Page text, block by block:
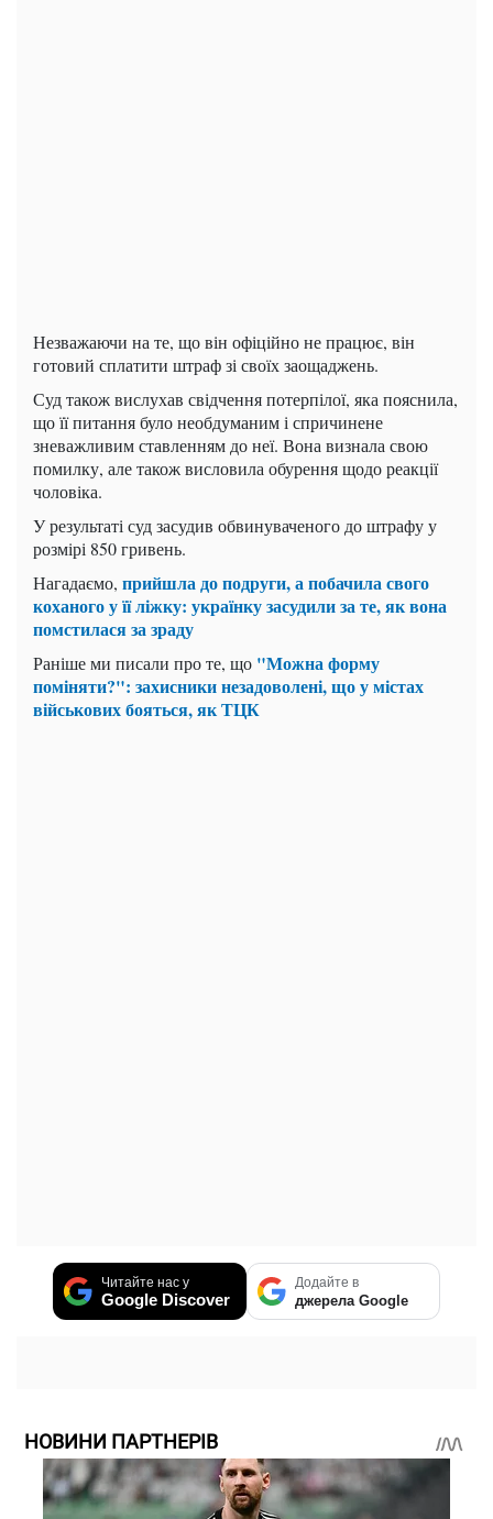
Незважаючи на те, що він офіційно не працює, він
готовий сплатити штраф зі своїх заощаджень.
Суд також вислухав свідчення потерпілої, яка пояснила,
що її питання було необдуманим і спричинене
зневажливим ставленням до неї. Вона визнала свою
помилку, але також висловила обурення щодо реакції
чоловіка.
У результаті суд засудив обвинуваченого до штрафу у
розмірі 850 гривень.
Нагадаємо, прийшла до подруги, а побачила свого
коханого у її ліжку: українку засудили за те, як вона
помстилася за зраду
Раніше ми писали про те, що "Можна форму
поміняти?": захисники незадоволені, що у містах
військових бояться, як ТЦК
Читайте нас у
Google Discover
Додайте в
джерела Google
НОВИНИ ПАРТНЕРІВ